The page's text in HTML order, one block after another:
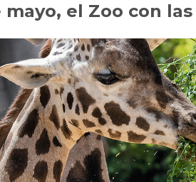
mayo, el Zoo con